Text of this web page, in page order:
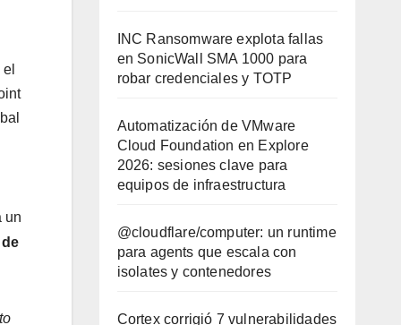
un
INC Ransomware explota fallas
en SonicWall SMA 1000 para
robar credenciales y TOTP
Automatización de VMware
Cloud Foundation en Explore
2026: sesiones clave para
equipos de infraestructura
@cloudflare/computer: un runtime
para agents que escala con
isolates y contenedores
Cortex corrigió 7 vulnerabilidades